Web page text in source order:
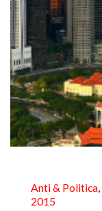
Anti & Politica,
2015